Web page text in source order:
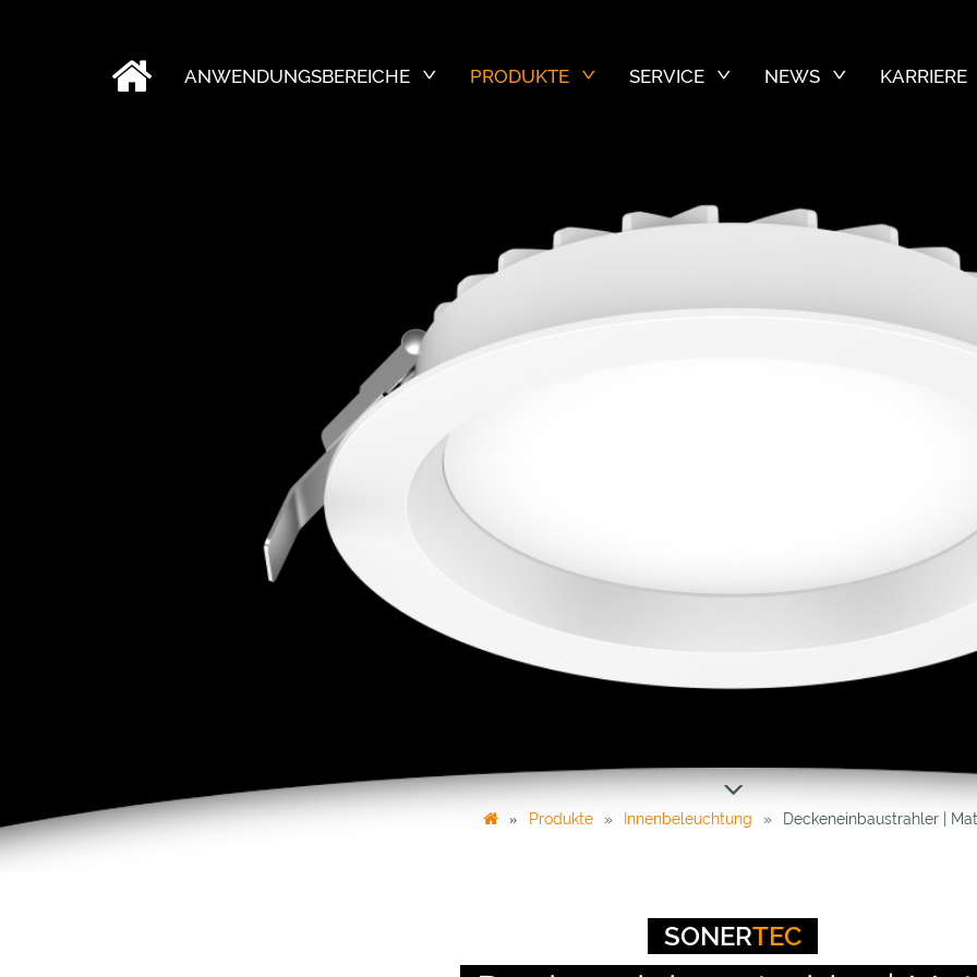
ANWENDUNGSBEREICHE PRODUKTE SERVICE NEWS KARRIERE
Produkte Innenbeleuchtung Deckeneinbaustrahler |
SONERTEC